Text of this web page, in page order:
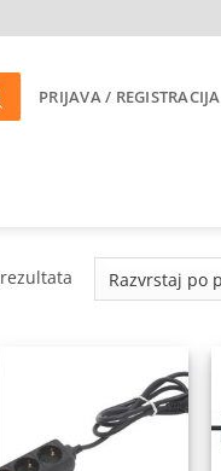
PRIJAVA / REGISTRACIJA
Sorted
Dodaj